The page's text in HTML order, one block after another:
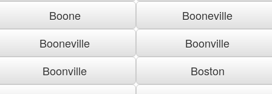
Boone
Booneville
Booneville
Boonville
Boonville
Boston